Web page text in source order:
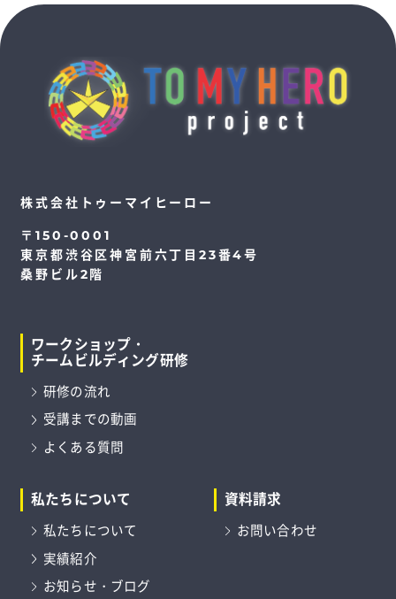
株式会社トゥーマイヒーロー
〒150-0001
東京都渋谷区神宮前六丁目23番4号
桑野ビル2階
ワークショップ・
チームビルディング研修
研修の流れ
受講までの動画
よくある質問
私たちについて
私たちについて
実績紹介
お知らせ・ブログ
資料請求
お問い合わせ